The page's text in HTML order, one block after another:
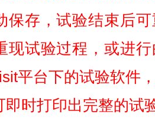
保存，试验结束后
现试验过程，或进
平台下的试验软件
即时打印出完整的试